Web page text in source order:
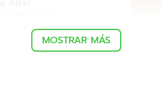
MOSTRAR MÁS